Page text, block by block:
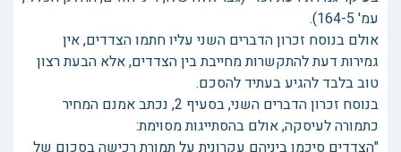
עמ' 164-5).
אולם בנוסח זכרון הדברים השני עליו חתמו הצדדים, אין
גמירות דעת להתקשרות מחייבת בין הצדדים, אלא הבעת רצון
טוב בלבד להגיע בעתיד להסכם.
בנוסח זכרון הדברים השני, בסעיף 2, נכתב אמנם המחיר
כתמורה לעיסקה, אולם בהסתייגות מסוימת:
"הצדדים סיכמו ביניהם עקרונית על תמורת רכישה בסכום של